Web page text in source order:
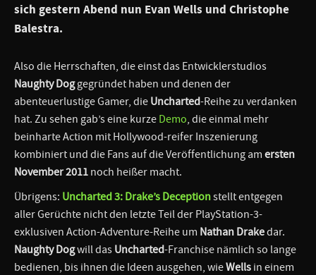
sich gestern Abend nun Evan Wells und Christophe
Balestra.
Also die Herrschaften, die einst das Entwicklerstudios
Naughty Doggegründet haben und denen der
abenteuerlustige Gamer, die Uncharted-Reihe zu verdanken
hat. Zu sehen gab’s eine kurze Demo, die einmal mehr
beinharte Action mit Hollywood-reifer Inszenierung
kombiniert und die Fans auf die Veröffentlichung am ersten
November 2011 noch heißer macht.
Übrigens: Uncharted 3: Drake’s Deceptionstellt entgegen
aller Gerüchte nicht den letzte Teil der PlayStation-3-
exklusiven Action-Adventure-Reihe um Nathan Drakedar.
Naughty Dogwill das Uncharted-Franchise nämlich so lange
bedienen, bis ihnen die Ideen ausgehen, wieWells in einem